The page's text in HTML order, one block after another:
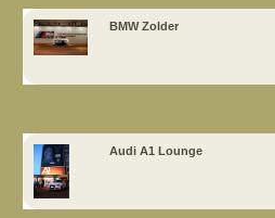
BMW Zolder
Audi A1 Lounge